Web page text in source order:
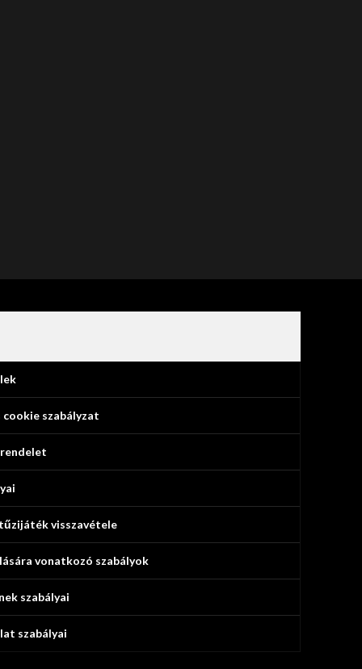
szabályzat
rendelet
visszavétele
vonatkozó szabályok
szabályai
szabályai